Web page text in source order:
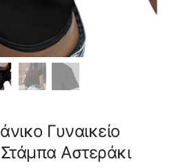
Γυναικείο
Αστεράκι